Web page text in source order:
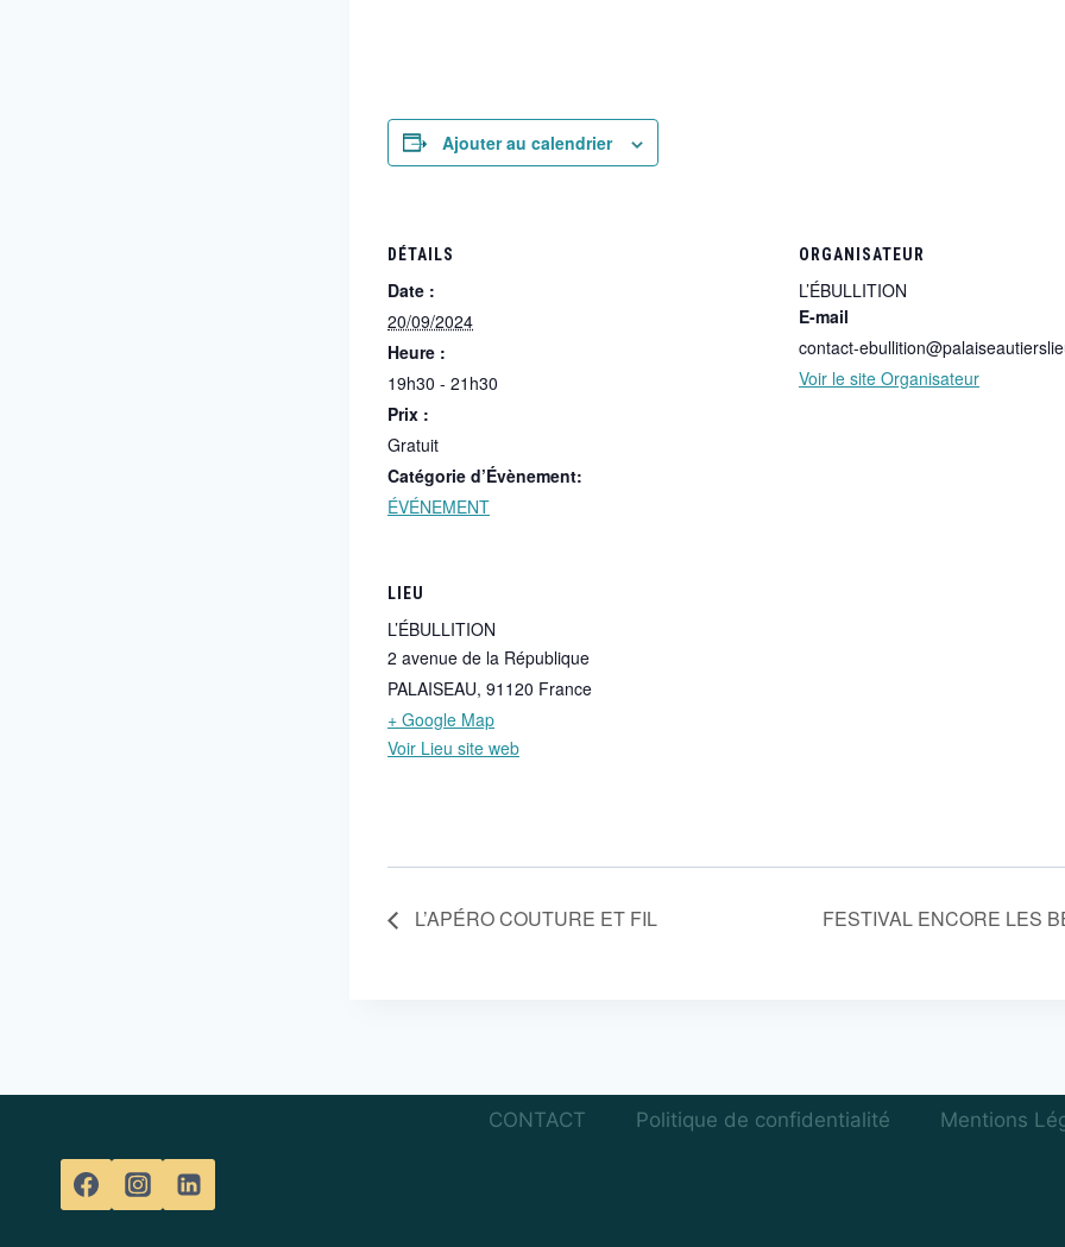
Ajouter au calendrier
DÉTAILS
Date :
20/09/2024
Heure :
19h30 - 21h30
Prix :
Gratuit
Catégorie d’Évènement:
ÉVÉNEMENT
ORGANISATEUR
L’ÉBULLITION
E-mail
contact-
Voir le site Organisateur
LIEU
L’ÉBULLITION
2 avenue de la République
PALAISEAU, 91120 France
+ Google Map
Voir Lieu site web
L’APÉRO COUTURE ET FIL FESTIVAL ENCORE LES
CONTACT Politique de confidentialité Mentions